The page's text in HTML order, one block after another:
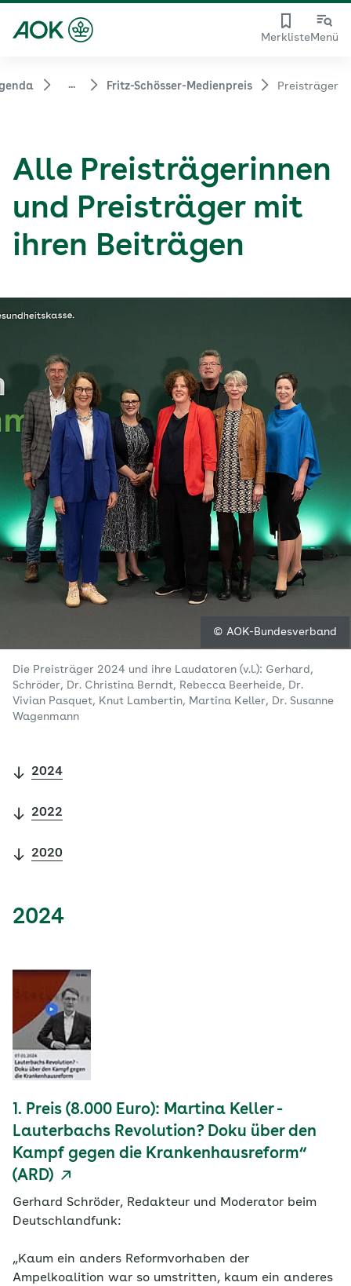
MerklisteMenü
... Fritz-Schösser-Medienpreis Preisträger
Alle Preisträgerinnen
und Preisträger mit
ihren Beiträgen
© AOK-Bundesverband
Die Preisträger 2024 und ihre Laudatoren (v.l.): Gerhard,
Schröder, Dr. Christina Berndt, Rebecca Beerheide, Dr.
Vivian Pasquet, Knut Lambertin, Martina Keller, Dr. Susanne
Wagenmann
2024
2022
2020
2024
1. Preis (8.000 Euro): Martina Keller -
Lauterbachs Revolution? Doku über den
Kampf gegen die Krankenhausreform“
(ARD)
Gerhard Schröder, Redakteur und Moderator beim
Deutschlandfunk:
„Kaum ein anders Reformvorhaben der
Ampelkoalition war so umstritten, kaum ein anderes